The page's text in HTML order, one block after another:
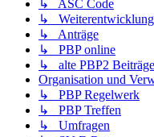
↳ ASC Code
↳
↳ Anträge
↳ PBP online
↳ alte PBP2 Beiträge
Organisation und
↳ PBP Regelwerk
↳ PBP Treffen
↳ Umfragen